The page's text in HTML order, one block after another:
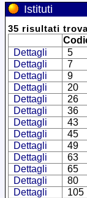
Istituti
35 risultati
Dettagli
5
Dettagli
7
Dettagli
9
Dettagli
20
Dettagli
26
Dettagli
36
Dettagli
43
Dettagli
45
Dettagli
49
Dettagli
63
Dettagli
65
Dettagli
80
Dettagli
105